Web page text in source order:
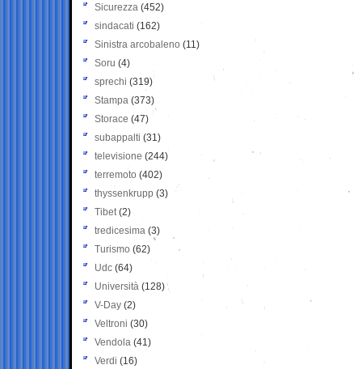
Sicurezza (452)
sindacati (162)
Sinistra arcobaleno (11)
Soru (4)
sprechi (319)
Stampa (373)
Storace (47)
subappalti (31)
televisione(244)
terremoto (402)
thyssenkrupp (3)
Tibet(2)
tredicesima (3)
Turismo (62)
Udc (64)
Università (128)
V-Day (2)
Veltroni (30)
Vendola (41)
Verdi (16)